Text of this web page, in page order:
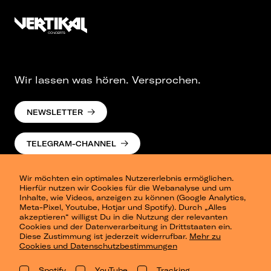
Wir möchten ein optimales Nutzererlebnis ermöglichen.
Hierfür nutzen wir Cookies für die Webanalyse und um
Inhalte, wie Videos, anzeigen zu können (Google Analytics,
Meta-Pixel, Youtube, Hotjar und Spotify). Durch „Alles
akzeptieren“ willigst Du in die Nutzung der relevanten
Cookies und der Datenverarbeitung in Drittstaaten ein.
Diese Zustimmung ist jederzeit widerrufbar. Mehr zu
Cookies und Datenschutzbestimmungen
Wir lassen was hören. Versprochen.
NEWSLETTER
TELEGRAM-CHANNEL
Presse
Berlin
Dresden
Leipzig